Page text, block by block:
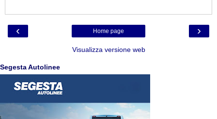
‹ ›
Home page
Visualizza versione web
Segesta Autolinee